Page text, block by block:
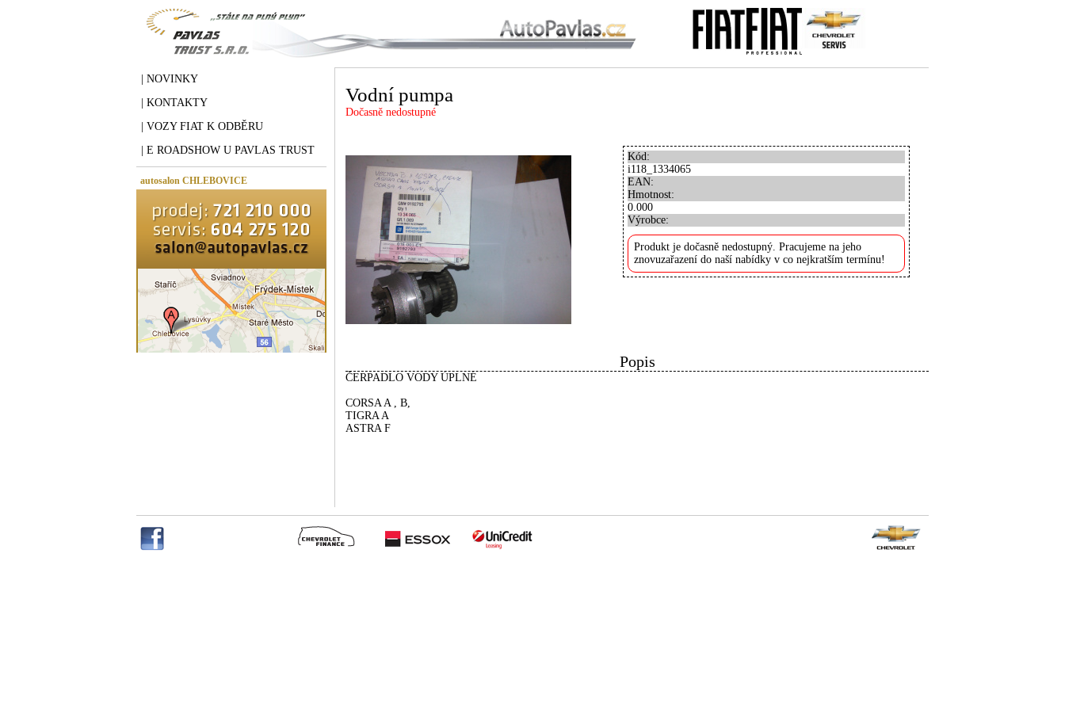
| NOVINKY
| KONTAKTY
| VOZY FIAT K ODBĚRU
| E ROADSHOW U PAVLAS TRUST
autosalon CHLEBOVICE
Vodní pumpa
Dočasně nedostupné
Kód:
i118_1334065
EAN:
Hmotnost:
0.000
Výrobce:
Produkt je dočasně nedostupný. Pracujeme na jeho
znovuzařazení do naší nabídky v co nejkratším termínu!
Popis
ČERPADLO VODY ÚPLNÉ
CORSA A , B,
TIGRA A
ASTRA F